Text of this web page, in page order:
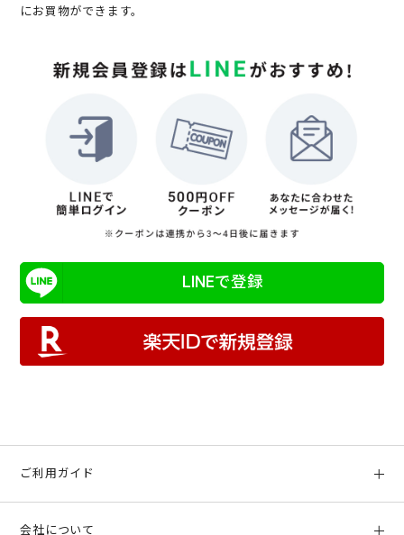
にお買物ができます。
LINEで登録
ご利用ガイド
会社について